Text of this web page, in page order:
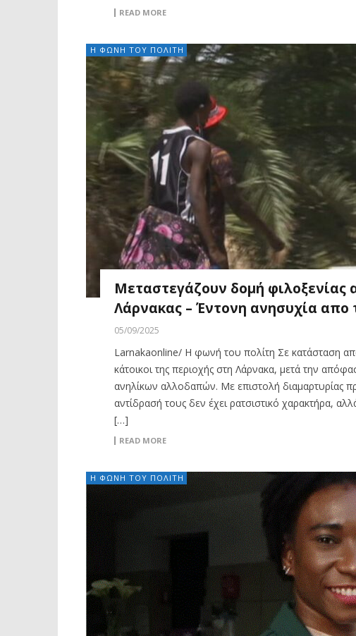
READ MORE
Η ΦΩΝΗ ΤΟΥ ΠΟΛΙΤΗ
Μεταστεγάζουν δομή φιλοξενίας
Λάρνακας – Έντονη ανησυχία απο
05/09/2025
Larnakaonline/ Η φωνή του πολίτη Σε κατάσταση
κάτοικοι της περιοχής στη Λάρνακα, μετά την
ανηλίκων αλλοδαπών. Με επιστολή διαμαρτυρίας
αντίδρασή τους δεν έχει ρατσιστικό χαρακτήρα,
[…]
READ MORE
Η ΦΩΝΗ ΤΟΥ ΠΟΛΙΤΗ